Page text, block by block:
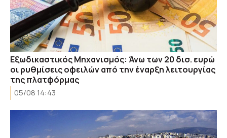
Εξωδικαστικός Μηχανισμός: Άνω των 20 δισ. ευρώ
οι ρυθμίσεις οφειλών από την έναρξη λειτουργίας
της πλατφόρμας
05/08 14:43